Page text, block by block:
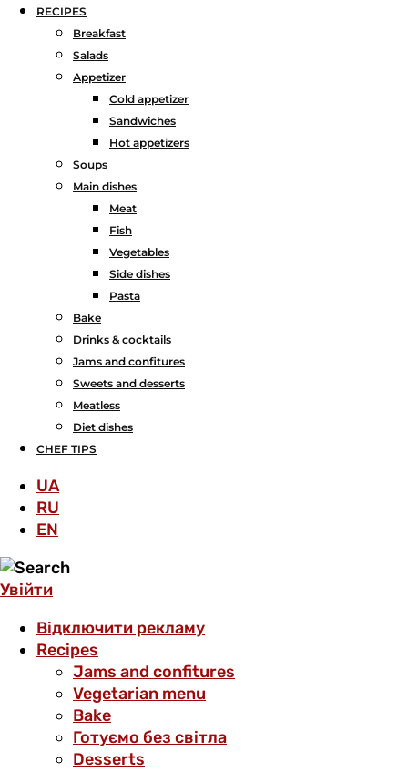
RECIPES
Breakfast
Salads
Аppetizer
Cold appetizer
Sandwiches
Hot appetizers
Soups
Main dishes
Meat
Fish
Vegetables
Side dishes
Pasta
Bake
Drinks & cocktails
Jams and confitures
Sweets and desserts
Meatless
Diet dishes
CHEF TIPS
UA
RU
EN
Увійти
Відключити рекламу
Recipes
Jams and confitures
Vegetarian menu
Bake
Готуємо без світла
Desserts